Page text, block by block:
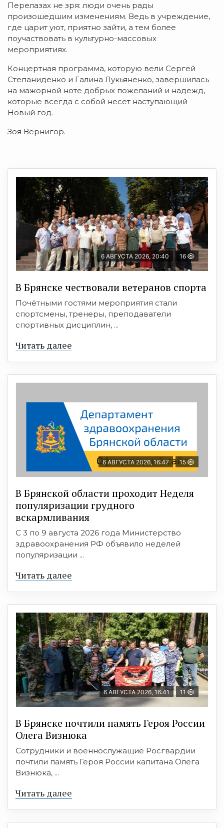
Перелазах не зря: люди очень рады
произошедшим изменениям. Ведь в учреждение,
где царит уют, приятно зайти, а тем более
поучаствовать в культурно-массовых
мероприятиях.
Концертная программа, которую вели Сергей
Степаниденко и Галина Лукьяненко, завершилась
на мажорной ноте добрых пожеланий и надежд,
которые всегда с собой несёт наступающий
Новый год.
Зоя Вернигор.
6 АВГУСТА 2026, 20:40 16
В Брянске чествовали ветеранов спорта
Почётными гостями мероприятия стали
спортсмены, тренеры, преподаватели
спортивных дисциплин, ...
Читать далее
6 АВГУСТА 2026, 16:47 15
В Брянской области проходит Неделя
популяризации грудного
вскармливания
С 3 по 9 августа 2026 года Министерство
здравоохранения РФ объявило неделей
популяризации ...
Читать далее
6 АВГУСТА 2026, 16:41 11
В Брянске почтили память Героя России
Олега Визнюка
Сотрудники и военнослужащие Росгвардии
почтили память Героя России капитана Олега
Визнюка, ...
Читать далее